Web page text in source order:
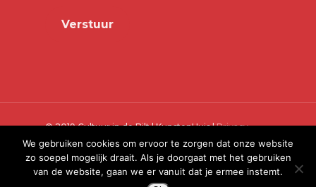
© 2019 Cultuur in de Bilt | KunstenHuis |Privacy
Verklaring
We gebruiken cookies om ervoor te zorgen dat onze website
zo soepel mogelijk draait. Als je doorgaat met het gebruiken
van de website, gaan we er vanuit dat je ermee instemt.